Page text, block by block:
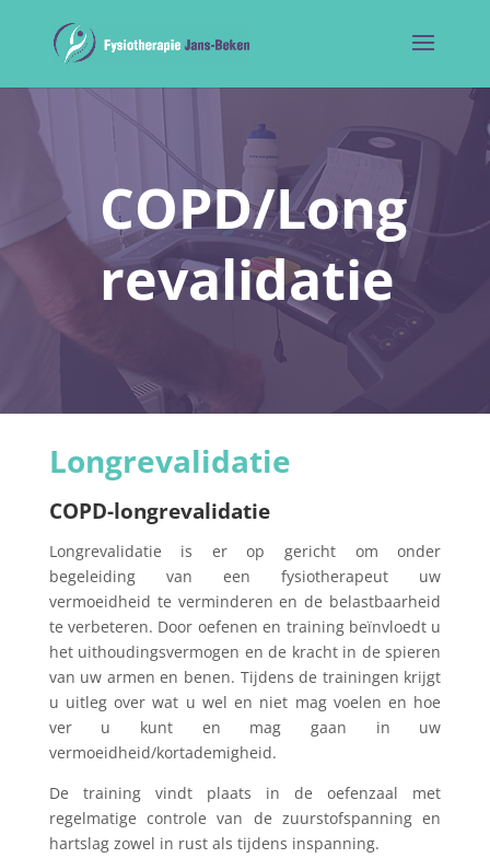
COPD/Long
revalidatie
Longrevalidatie
COPD-longrevalidatie
Longrevalidatie is er op gericht om onder
begeleiding van een fysiotherapeut uw
vermoeidheid te verminderen en de belastbaarheid
te verbeteren. Door oefenen en training beïnvloedt u
het uithoudingsvermogen en de kracht in de spieren
van uw armen en benen. Tijdens de trainingen krijgt
u uitleg over wat u wel en niet mag voelen en hoe
ver u kunt en mag gaan in uw
vermoeidheid/kortademigheid.
De training vindt plaats in de oefenzaal met
regelmatige controle van de zuurstofspanning en
hartslag zowel in rust als tijdens inspanning.